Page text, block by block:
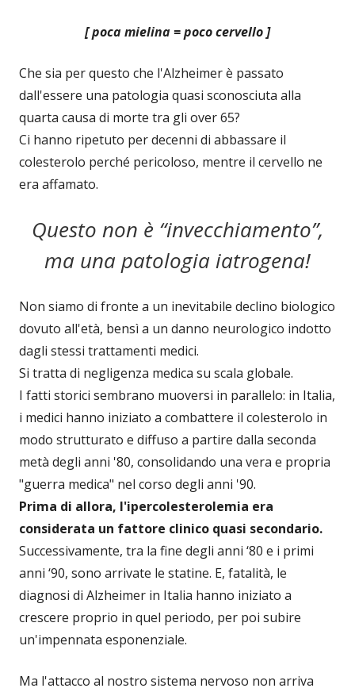
[ poca mielina = poco cervello ]
Che sia per questo che l'Alzheimer è passato
dall'essere una patologia quasi sconosciuta alla
quarta causa di morte tra gli over 65?
Ci hanno ripetuto per decenni di abbassare il
colesterolo perché pericoloso, mentre il cervello ne
era affamato.
Questo non è “invecchiamento”,
ma una patologia iatrogena!
Non siamo di fronte a un inevitabile declino biologico
dovuto all'età, bensì a un danno neurologico indotto
dagli stessi trattamenti medici.
Si tratta di negligenza medica su scala globale.
I fatti storici sembrano muoversi in parallelo: in Italia,
i medici hanno iniziato a combattere il colesterolo in
modo strutturato e diffuso a partire dalla seconda
metà degli anni '80, consolidando una vera e propria
"guerra medica" nel corso degli anni '90.
Prima di allora, l'ipercolesterolemia era
considerata un fattore clinico quasi secondario.
Successivamente, tra la fine degli anni ‘80 e i primi
anni ‘90, sono arrivate le statine. E, fatalità, le
diagnosi di Alzheimer in Italia hanno iniziato a
crescere proprio in quel periodo, per poi subire
un'impennata esponenziale.
Ma l'attacco al nostro sistema nervoso non arriva